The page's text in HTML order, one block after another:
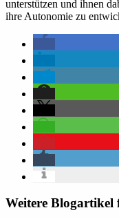
unterstützen und ihnen
ihre Autonomie zu
Weitere Blogartikel